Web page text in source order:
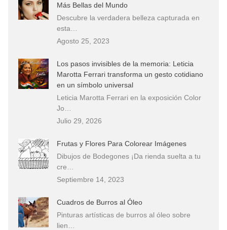
Más Bellas del Mundo
Descubre la verdadera belleza capturada en
esta…
Agosto 25, 2023
Los pasos invisibles de la memoria: Leticia
Marotta Ferrari transforma un gesto cotidiano
en un símbolo universal
Leticia Marotta Ferrari en la exposición Color
Jo…
Julio 29, 2026
Frutas y Flores Para Colorear Imágenes
Dibujos de Bodegones ¡Da rienda suelta a tu
cre…
Septiembre 14, 2023
Cuadros de Burros al Óleo
Pinturas artísticas de burros al óleo sobre
lien…